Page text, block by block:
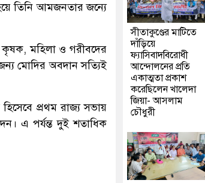
তিনি আমজনতার জন্যে
কৃষক, মহিলা ও গরীবদের
মোদির অবদান সত্যিই
প্রথম রাজ্য সভায়
এ পর্যন্ত দুই শতাধিক
সীতাকুণ্ডের মাটিতে
দাঁড়িয়ে
ফ্যাসিবাদবিরোধী
আন্দোলনের প্রতি
একাত্মতা প্রকাশ
করেছিলেন খালেদা
জিয়া- আসলাম
চৌধুরী